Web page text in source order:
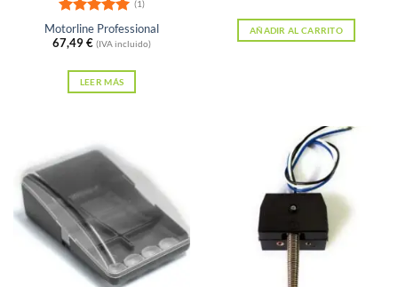
Valorado
con5 de 5
(1)
Motorline Professional
67,49€ (IVA incluido)
LEER MÁS
AÑADIR AL CARRITO